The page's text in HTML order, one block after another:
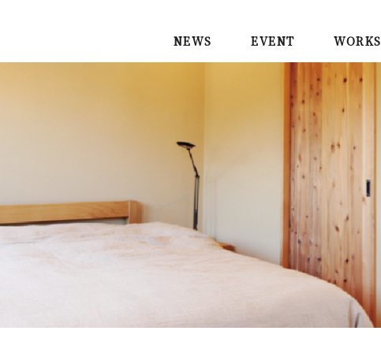
NEWS EVENT WORKS